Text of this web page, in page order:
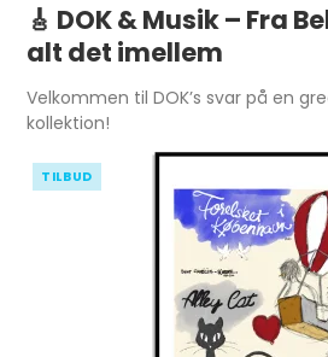
🎸 DOK & Musik – Fra
alt det imellem
Velkommen til DOK’s svar på en
kollektion!
TILBUD